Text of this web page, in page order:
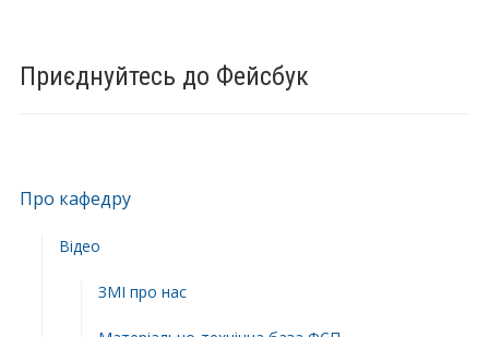
Приєднуйтесь до Фейсбук
Про кафедру
Відео
ЗМІ про нас